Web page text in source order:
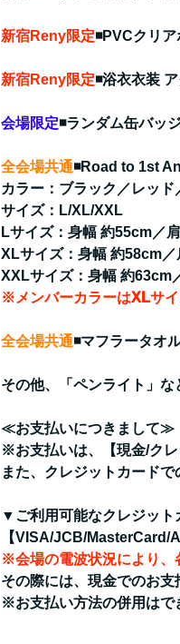
新宿Reny限定◾️PVCクリ
新宿Reny限定◾️浴衣衣装
会場限定◾️ランダム缶バッ
全会場共通◾️Road to 1st
カラー：ブラック／レッ
サイズ：L/XL/XXL
Lサイズ：身幅 約55cm／
XLサイズ：身幅 約58cm
XXLサイズ：身幅 約63cm
※メンバーカラーはXLサイ
全会場共通◾️マフラータオ
その他、「ペンライト」な
≪お支払いにつきまして≫
※お支払いは、【現金/クレ
また、クレジットカードで
▼ご利用可能なクレジット
【VISA/JCB/MasterCard/
※会場の電波状況により、
その際には、現金でのお支
※お支払い方法の併用はで